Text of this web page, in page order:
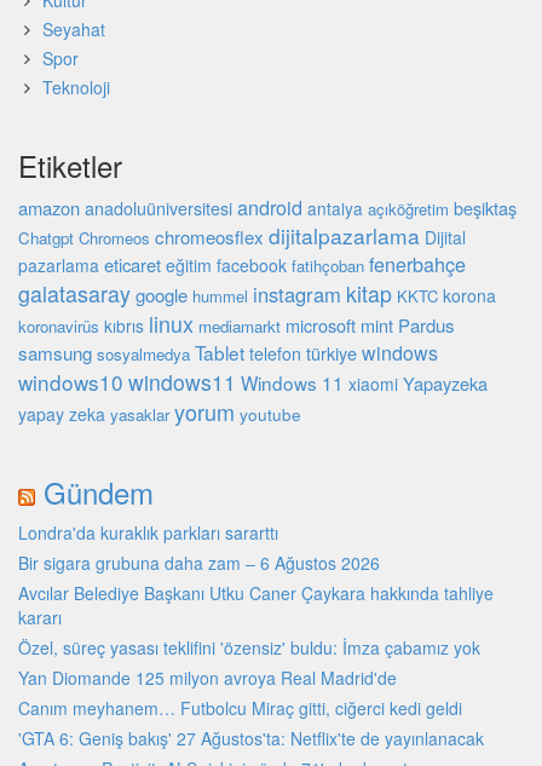
Seyahat
Spor
Teknoloji
Etiketler
amazon anadoluüniversitesi android antalya açıköğretim beşiktaş
Chatgpt Chromeos chromeosflex dijitalpazarlama Dijital
pazarlama eticaret eğitim facebook fatihçoban fenerbahçe
galatasaraygoogle hummel instagram kitap KKTC korona
koronavirüs kıbrıs linux mediamarkt microsoft mint Pardus
samsung sosyalmedya Tablet telefon türkiyewindows
windows10 windows11 Windows 11 xiaomi Yapayzeka
yapay zeka yasaklar yorum youtube
Gündem
Londra'da kuraklık parkları sararttı
Bir sigara grubuna daha zam – 6 Ağustos 2026
Avcılar Belediye Başkanı Utku Caner Çaykara hakkında tahliye
kararı
Özel, süreç yasası teklifini 'özensiz' buldu: İmza çabamız yok
Yan Diomande 125 milyon avroya Real Madrid'de
Canım meyhanem… Futbolcu Miraç gitti, ciğerci kedi geldi
'GTA 6: Geniş bakış' 27 Ağustos'ta: Netflix'te de yayınlanacak